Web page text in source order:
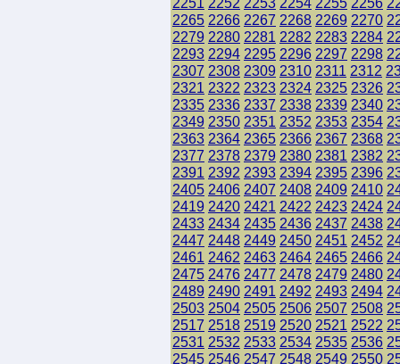
2265 2266 2267 2268 2269 2270
2279 2280 2281 2282 2283 2284
2293 2294 2295 2296 2297 2298
2307 2308 2309 2310 2311 2312
2321 2322 2323 2324 2325 2326
2335 2336 2337 2338 2339 2340
2349 2350 2351 2352 2353 2354
2363 2364 2365 2366 2367 2368
2377 2378 2379 2380 2381 2382
2391 2392 2393 2394 2395 2396
2405 2406 2407 2408 2409 2410
2419 2420 2421 2422 2423 2424
2433 2434 2435 2436 2437 2438
2447 2448 2449 2450 2451 2452
2461 2462 2463 2464 2465 2466
2475 2476 2477 2478 2479 2480
2489 2490 2491 2492 2493 2494
2503 2504 2505 2506 2507 2508
2517 2518 2519 2520 2521 2522
2531 2532 2533 2534 2535 2536
2545 2546 2547 2548 2549 2550